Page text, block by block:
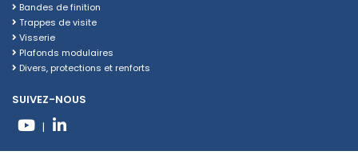
Bandes de finition
Trappes de visite
Visserie
Plafonds modulaires
Divers, protections et renforts
SUIVEZ-NOUS
|